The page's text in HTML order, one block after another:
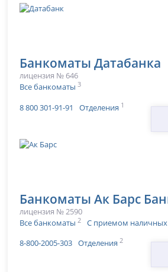
Банкоматы Датабанка
лицензия № 646
Все банкоматы 3
8 800 301-91-91 Отделения 1
Банкоматы Ак Барс
лицензия № 2590
Все банкоматы 2 С приемом наличных
8-800-2005-303 Отделения 2